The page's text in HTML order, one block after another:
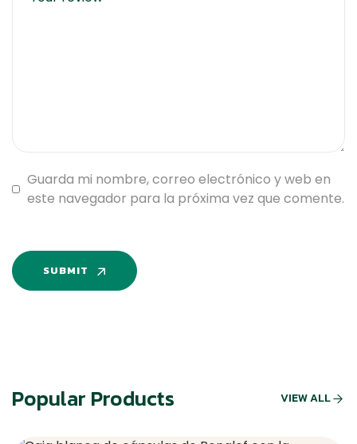
Guarda mi nombre, correo electrónico y web en
este navegador para la próxima vez que comente.
SUBMIT
Popular Products VIEW ALL